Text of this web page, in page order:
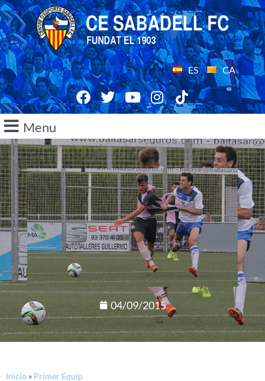
ES CA
Menu
04/09/2015
Inicio » Primer Equip